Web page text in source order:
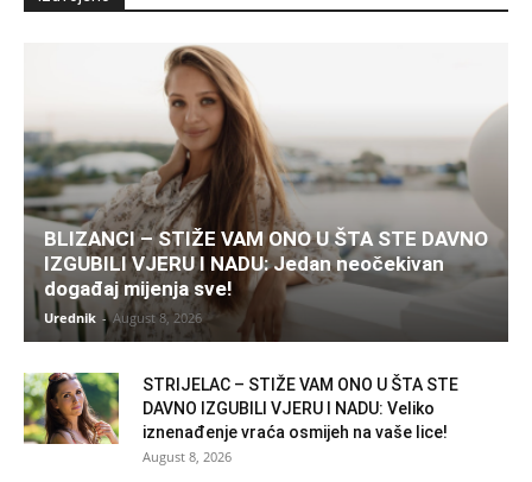
BLIZANCI – STIŽE VAM ONO U ŠTA STE DAVNO
IZGUBILI VJERU I NADU: Jedan neočekivan
događaj mijenja sve!
Urednik - August 8, 2026
STRIJELAC – STIŽE VAM ONO U ŠTA STE
DAVNO IZGUBILI VJERU I NADU: Veliko
iznenađenje vraća osmijeh na vaše lice!
August 8, 2026